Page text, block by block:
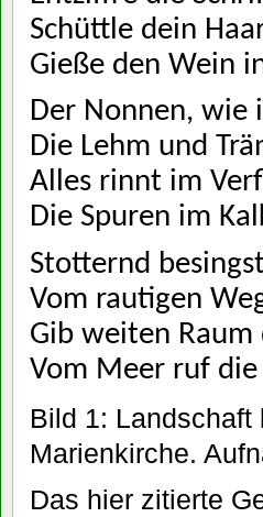
Schüttle dein
Gieße den Wein
Der Nonnen, wie
Die Lehm und
Alles rinnt im
Die Spuren im
Stotternd
Vom rautigen
Gib weiten Raum
Vom Meer ruf die
Bild 1:
Marienkirche.
Das hier zitierte